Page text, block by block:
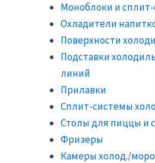
Моноблоки и
Охладители
Поверхности
Подставки
линий
Прилавки
Сплит-системы
Столы для пиццы и
Фризеры
Камеры холод./